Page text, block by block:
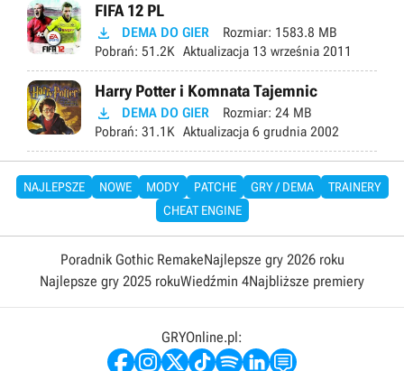
FIFA 12 PL
 DEMA DO GIER Rozmiar: 1583.8 MB
Pobrań: 51.2K Aktualizacja 13 września 2011
Harry Potter i Komnata Tajemnic
 DEMA DO GIER Rozmiar: 24 MB
Pobrań: 31.1K Aktualizacja 6 grudnia 2002
NAJLEPSZE NOWE MODY PATCHE GRY / DEMA
TRAINERY
CHEAT ENGINE
Poradnik Gothic RemakeNajlepsze gry 2026 roku
Najlepsze gry 2025 rokuWiedźmin 4Najbliższe premiery
GRYOnline.pl: